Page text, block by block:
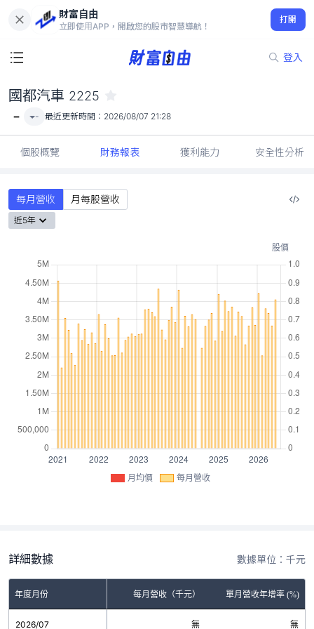
財富自由
立即使用APP，開啟您的股市智慧導航！
打開
登入
-
國都汽車 2225
- - 最近更新時間： 2026/08/07 21:28
個股概覽 財務報表 獲利能力 安全性分析
每月營收 月每股營收
近5年
月均價 每月營收
詳細數據 數據單位：千元
年度月份 每月營收（千元） 單月營收年增率 (%)
2026/07 無 無